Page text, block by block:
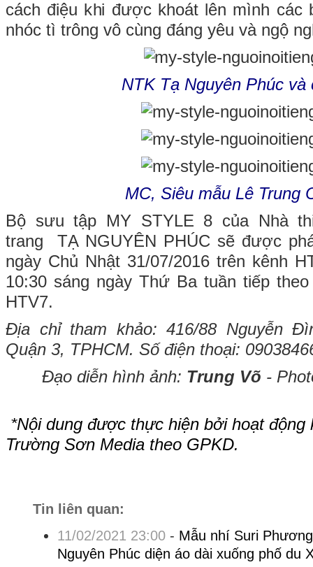
cách điệu khi được khoát lên mình các
nhóc tì trông vô cùng đáng yêu và ngộ
NTK Tạ Nguyên Phúc và
MC, Siêu mẫu Lê Trung
Bộ sưu tập MY STYLE 8 của Nhà
trang TẠ NGUYÊN PHÚC sẽ được
ngày Chủ Nhật 31/07/2016 trên kênh
10:30 sáng ngày Thứ Ba tuần tiếp
HTV7.
Địa chỉ tham khảo: 416/88 Nguyễn
Quận 3, TPHCM. Số điện thoại:
Đạo diễn hình ảnh: Trung Võ -
*Nội dung được thực hiện bởi hoạt động
Trường Sơn Media theo GPKD.
Tin liên quan:
11/02/2021 23:00- Mẫu nhí Suri
Nguyên Phúc diện áo dài xuống phố du